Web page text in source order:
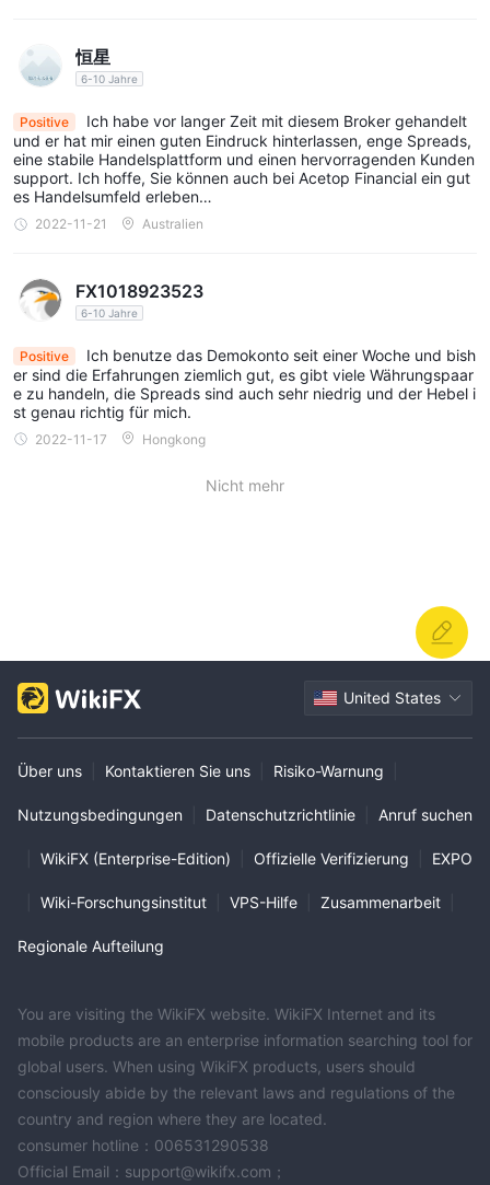
恒星
6-10 Jahre
Positive
Ich habe vor langer Zeit mit diesem Broker gehandelt
und er hat mir einen guten Eindruck hinterlassen, enge Spreads,
eine stabile Handelsplattform und einen hervorragenden Kunden
support. Ich hoffe, Sie können auch bei Acetop Financial ein gut
es Handelsumfeld erleben…
2022-11-21 Australien
FX1018923523
6-10 Jahre
Positive
Ich benutze das Demokonto seit einer Woche und bish
er sind die Erfahrungen ziemlich gut, es gibt viele Währungspaar
e zu handeln, die Spreads sind auch sehr niedrig und der Hebel i
st genau richtig für mich.
2022-11-17 Hongkong
Nicht mehr
United States
Über uns Kontaktieren Sie uns Risiko-Warnung
Nutzungsbedingungen Datenschutzrichtlinie Anruf suchen
WikiFX (Enterprise-Edition) Offizielle Verifizierung EXPO
Wiki-Forschungsinstitut VPS-Hilfe Zusammenarbeit
Regionale Aufteilung
You are visiting the WikiFX website. WikiFX Internet and its
mobile products are an enterprise information searching tool for
global users. When using WikiFX products, users should
consciously abide by the relevant laws and regulations of the
country and region where they are located.
consumer hotline：006531290538
Official Email：support@wikifx.com；